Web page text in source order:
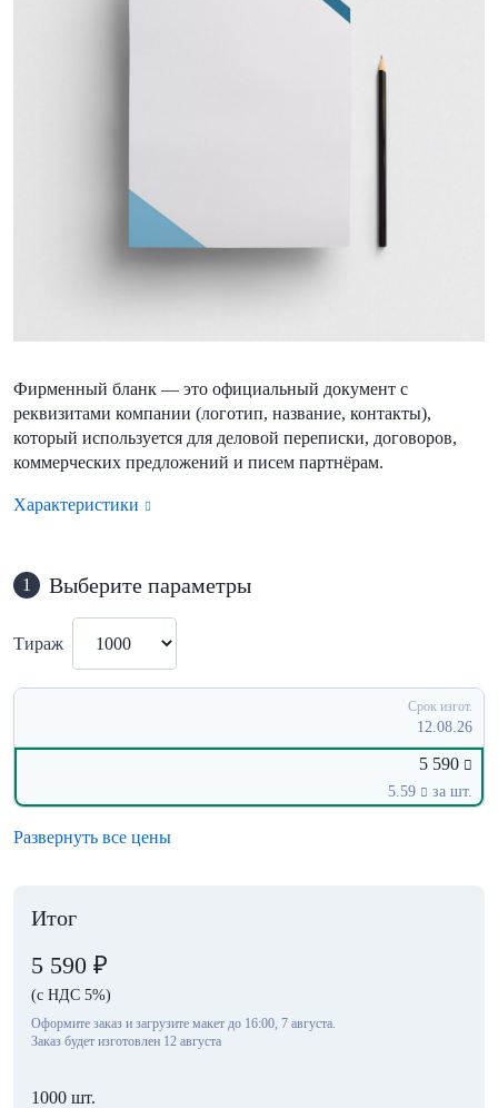
Фирменный бланк — это официальный документ с
реквизитами компании (логотип, название, контакты),
который используется для деловой переписки, договоров,
коммерческих предложений и писем партнёрам.
Характеристики
1 Выберите параметры
Тираж
Срок изгот.
12.08.26
5 590
5.59 за шт.
Развернуть все цены
Итог
5 590 ₽
(с НДС 5%)
Оформите заказ и загрузите макет до 16:00, 7 августа.
Заказ будет изготовлен 12 августа
1000 шт.